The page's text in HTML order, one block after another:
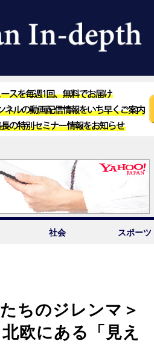
社会 スポーツ
ちのジレンマ＞
欧にある「見え